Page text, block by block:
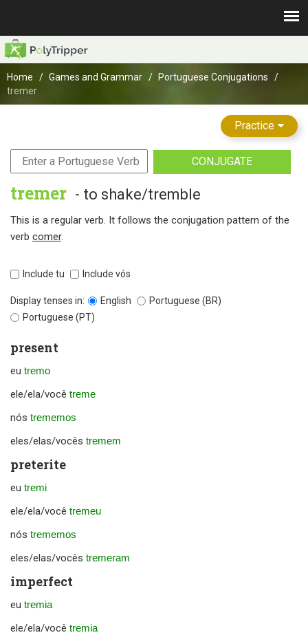
Home Games and Grammar
Portuguese Conjugations
tremer
Practice
CONJUGATE
tremer - to shake/tremble
This is a regular verb. It follows the conjugation pattern of the
verb comer.
Include tu Include vós
Display tenses in: English
Portuguese (BR)
Portuguese (PT)
present
eu tremo
ele/ela/você treme
nós trememos
eles/elas/vocês tremem
preterite
eu tremi
ele/ela/você tremeu
nós trememos
eles/elas/vocês tremeram
imperfect
eu tremia
ele/ela/você tremia